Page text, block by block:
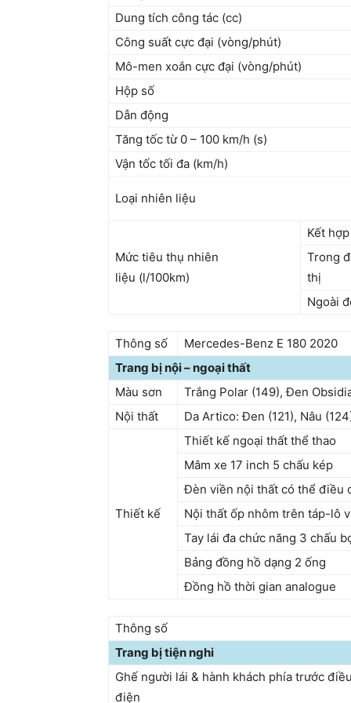
Dung tích công tác (cc)
Công suất cực đại (vòng/phút)
Mô-men xoắn cực đại (vòng/phút)
Hộp số
Dẫn động
Tăng tốc từ 0 – 100 km/h (s)
Vận tốc tối đa (km/h)
Loại nhiên liệu
Mức tiêu thụ nhiên
liệu (l/100km)
Kết hợp
Trong
thị
Ngoài
Thông số
Mercedes-Benz E 180 2020
Trang bị nội – ngoại thất
Màu sơn
Trắng Polar (149), Đen
Nội thất
Da Artico: Đen (121), Nâu
Thiết kế
Thiết kế ngoại thất thể thao
Mâm xe 17 inch 5 chấu kép
Đèn viền nội thất có thể điều
Nội thất ốp nhôm trên táp-lô
Tay lái đa chức năng 3 chấu
Bảng đồng hồ dạng 2 ống
Đồng hồ thời gian analogue
Thông số
Trang bị tiện nghi
Ghế người lái & hành khách phía trước
điện